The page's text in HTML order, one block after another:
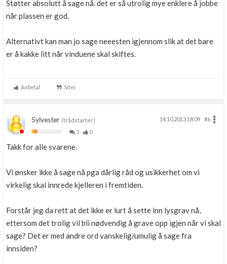
Støtter absolutt å sage nå. det er så utrolig mye enklere å jobbe
når plassen er god.
Alternativt kan man jo sage neeesten igjennom slik at det bare
er å kakke litt når vinduene skal skiftes.
Anbefal Siter
Sylvester(trådstarter) 14.10.2013 18.09
#6
3
0
Takk for alle svarene.
Vi ønsker ikke å sage nå pga dårlig råd og usikkerhet om vi
virkelig skal innrede kjelleren i fremtiden.
Forstår jeg da rett at det ikke er lurt å sette inn lysgrav nå,
ettersom det trolig vil bli nødvendig å grave opp igjen når vi skal
sage? Det er med andre ord vanskelig/umulig å sage fra
innsiden?